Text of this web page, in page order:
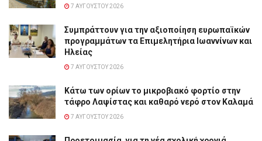
7 ΑΥΓΟΎΣΤΟΥ 2026
Συμπράττουν για την αξιοποίηση ευρωπαϊκών
προγραμμάτων τα Επιμελητήρια Ιωαννίνων και
Ηλείας
7 ΑΥΓΟΎΣΤΟΥ 2026
Κάτω των ορίων το μικροβιακό φορτίο στην
τάφρο Λαψίστας και καθαρό νερό στον Καλαμά
7 ΑΥΓΟΎΣΤΟΥ 2026